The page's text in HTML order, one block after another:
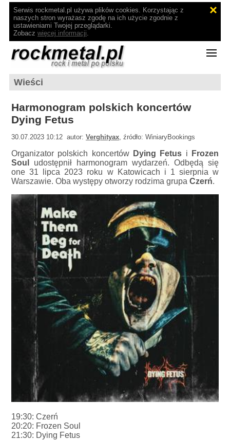
Serwis rockmetal.pl używa plików cookies. Korzystając z
naszych stron wyrażasz zgodę na ich użycie zgodnie z
ustawieniami Twojej przeglądarki.
Zobacz więcej informacji.
Wieści
Harmonogram polskich koncertów
Dying Fetus
30.07.2023 10:12 autor:Verghityax, źródło: WiniaryBookings
Organizator polskich koncertów Dying Fetus i
Frozen
Soul udostępnił harmonogram wydarzeń. Odbędą się
one 31 lipca 2023 roku w Katowicach i 1 sierpnia w
Warszawie. Oba występy otworzy rodzima grupaCzerń.
19:30: Czerń
20:20: Frozen Soul
21:30: Dying Fetus